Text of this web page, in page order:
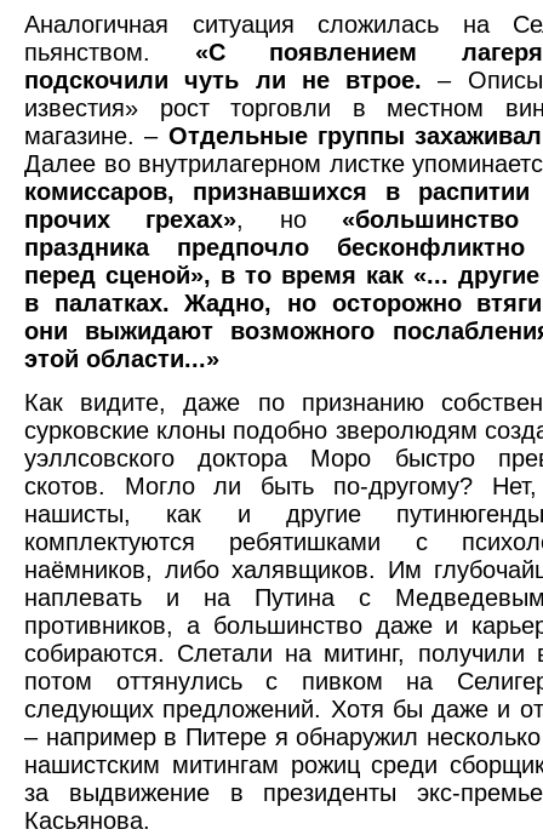
Аналогичная ситуация сложилась на
пьянством. «С появлением
подскочили чуть ли не втрое. –
известия» рост торговли в местном
магазине. – Отдельные группы
Далее во внутрилагерном листке
комиссаров, признавшихся в
прочих грехах», но «большинство
праздника предпочло бесконфликтно
перед сценой», в то время как «...
в палатках. Жадно, но осторожно
они выжидают возможного
этой области...»
Как видите, даже по признанию
сурковские клоны подобно зверолюдям
уэллсовского доктора Моро быстро
скотов. Могло ли быть по-другому?
нашисты, как и другие
комплектуются ребятишками с
наёмников, либо халявщиков. Им
наплевать и на Путина с
противников, а большинство даже и
собираются. Слетали на митинг, получили
потом оттянулись с пивком на
следующих предложений. Хотя бы даже и от
– например в Питере я обнаружил
нашистским митингам рожиц среди
за выдвижение в президенты экс-
Касьянова.